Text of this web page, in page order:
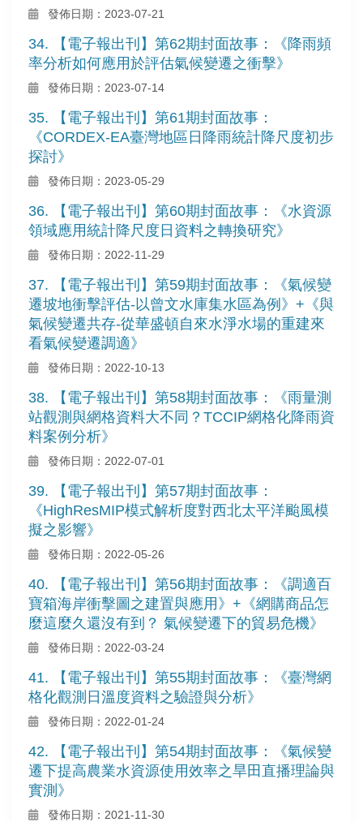
發佈日期：2023-07-21
34. 【電子報出刊】第62期封面故事：《降雨頻
率分析如何應用於評估氣候變遷之衝擊》
發佈日期：2023-07-14
35. 【電子報出刊】第61期封面故事：
《CORDEX-EA臺灣地區日降雨統計降尺度初步
探討》
發佈日期：2023-05-29
36. 【電子報出刊】第60期封面故事：《水資源
領域應用統計降尺度日資料之轉換研究》
發佈日期：2022-11-29
37. 【電子報出刊】第59期封面故事：《氣候變
遷坡地衝擊評估-以曾文水庫集水區為例》+《與
氣候變遷共存-從華盛頓自來水淨水場的重建來
看氣候變遷調適》
發佈日期：2022-10-13
38. 【電子報出刊】第58期封面故事：《雨量測
站觀測與網格資料大不同？TCCIP網格化降雨資
料案例分析》
發佈日期：2022-07-01
39. 【電子報出刊】第57期封面故事：
《HighResMIP模式解析度對西北太平洋颱風模
擬之影響》
發佈日期：2022-05-26
40. 【電子報出刊】第56期封面故事：《調適百
寶箱海岸衝擊圖之建置與應用》+《網購商品怎
麼這麼久還沒有到？ 氣候變遷下的貿易危機》
發佈日期：2022-03-24
41. 【電子報出刊】第55期封面故事：《臺灣網
格化觀測日溫度資料之驗證與分析》
發佈日期：2022-01-24
42. 【電子報出刊】第54期封面故事：《氣候變
遷下提高農業水資源使用效率之旱田直播理論與
實測》
發佈日期：2021-11-30